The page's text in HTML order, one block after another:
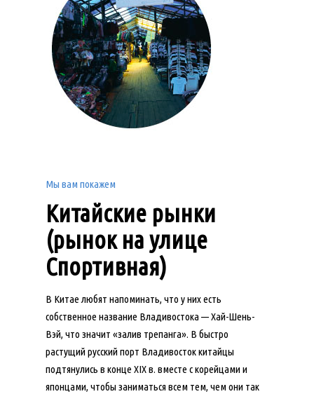
Мы вам покажем
Китайские рынки
(рынок на улице
Спортивная)
В Китае любят напоминать, что у них есть
собственное название Владивостока — Хай-Шень-
Вэй, что значит «залив трепанга». В быстро
растущий русский порт Владивосток китайцы
подтянулись в конце XIX в. вместе с корейцами и
японцами, чтобы заниматься всем тем, чем они так